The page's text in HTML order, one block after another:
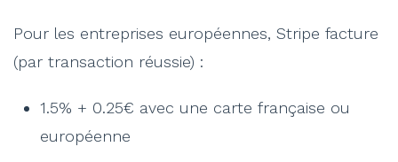
Pour les entreprises européennes, Stripe facture
(par transaction réussie) :
1.5% + 0.25€ avec une carte française ou
européenne